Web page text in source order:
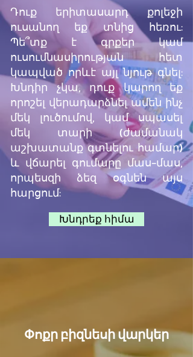
Դուք երիտասարդ քոլեջի
ուսանող եք տնից հեռու:
Պե՞տք է գրքեր կամ
ուսումնասիրության հետ
կապված որևէ այլ նյութ գնել:
Խնդիր չկա, դուք կարող եք
որոշել վերադարձնել ամեն ինչ
մեկ լուծումով, կամ սպասել
մեկ տարի (ժամանակ
աշխատանք գտնելու համար)
և վճարել գումարը մաս-մաս,
որպեսզի ձեզ օգնեն այս
հարցում:
Խնդրեք հիմա
Փոքր բիզնեսի վարկեր